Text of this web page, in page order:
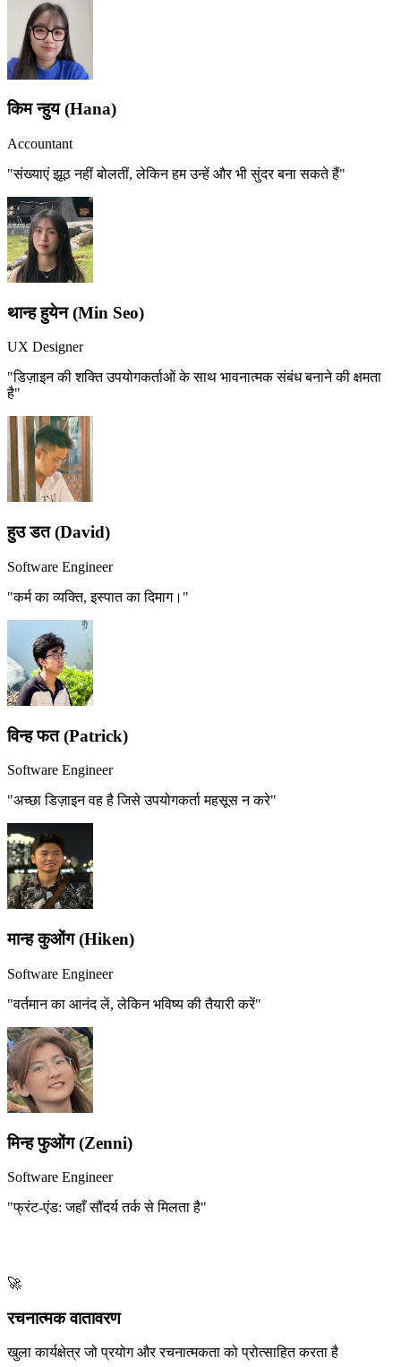
किम न्हुय (Hana)
Accountant
"संख्याएं झूठ नहीं बोलतीं, लेकिन हम उन्हें और भी सुंदर बना सकते हैं"
थान्ह हुयेन (Min Seo)
UX Designer
"डिज़ाइन की शक्ति उपयोगकर्ताओं के साथ भावनात्मक संबंध बनाने की क्षमता
है"
हुउ डत (David)
Software Engineer
"कर्म का व्यक्ति, इस्पात का दिमाग।"
विन्ह फत (Patrick)
Software Engineer
"अच्छा डिज़ाइन वह है जिसे उपयोगकर्ता महसूस न करे"
मान्ह कुओंग (Hiken)
Software Engineer
"वर्तमान का आनंद लें, लेकिन भविष्य की तैयारी करें"
मिन्ह फुओंग (Zenni)
Software Engineer
"फ्रंट-एंड: जहाँ सौंदर्य तर्क से मिलता है"
🚀
रचनात्मक वातावरण
खुला कार्यक्षेत्र जो प्रयोग और रचनात्मकता को प्रोत्साहित करता है